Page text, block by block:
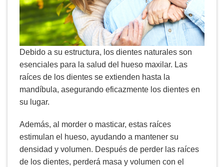
Debido a su estructura, los dientes naturales son
esenciales para la salud del hueso maxilar. Las
raíces de los dientes se extienden hasta la
mandíbula, asegurando eficazmente los dientes en
su lugar.
Además, al morder o masticar, estas raíces
estimulan el hueso, ayudando a mantener su
densidad y volumen. Después de perder las raíces
de los dientes, perderá masa y volumen con el